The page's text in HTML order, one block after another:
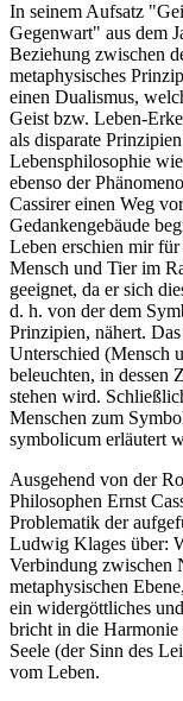
In seinem Aufsatz
Gegenwart" aus dem
Beziehung zwischen
metaphysisches
einen Dualismus,
Geist bzw. Leben-
als disparate
Lebensphilosophie
ebenso der
Cassirer einen Weg
Gedankengebäude
Leben erschien mir
Mensch und Tier im
geeignet, da er sich
d. h. von der dem
Prinzipien, nähert.
Unterschied (Mensch
beleuchten, in dessen
stehen wird.
Menschen zum
symbolicum erläutert
Ausgehend von der
Philosophen Ernst
Problematik der
Ludwig Klages über:
Verbindung zwischen
metaphysischen
ein widergöttliches
bricht in die
Seele (der Sinn des
vom Leben.